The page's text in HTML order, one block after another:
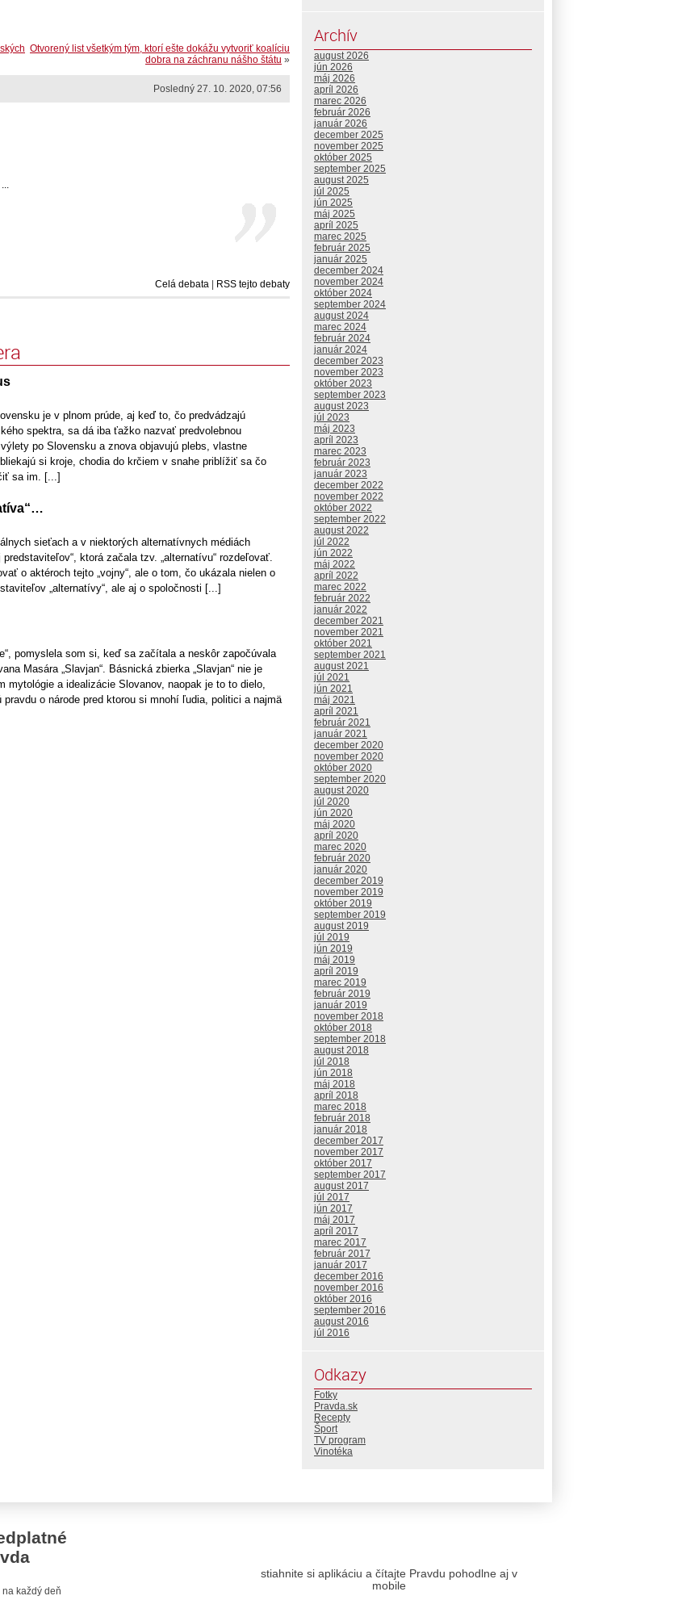
Otvorený list všetkým tým, ktorí ešte dokážu vytvoriť koalíciu
dobra na záchranu nášho štátu »
Posledný 27. 10. 2020, 07:56
Celá debata | RSS tejto debaty
je v plnom prúde, aj keď to, čo predvádzajú
spektra, sa dá iba ťažko nazvať predvolebnou
po Slovensku a znova objavujú plebs, vlastne
si kroje, chodia do krčiem v snahe priblížiť sa čo
sa im. [...]
sieťach a v niektorých alternatívnych médiách
ktorá začala tzv. „alternatívu“ rozdeľovať.
o aktéroch tejto „vojny“, ale o tom, čo ukázala nielen o
„alternatívy“, ale aj o spoločnosti [...]
pomyslela som si, keď sa začítala a neskôr započúvala
Masára „Slavjan“. Básnická zbierka „Slavjan“ nie je
mytológie a idealizácie Slovanov, naopak je to to dielo,
o národe pred ktorou si mnohí ľudia, politici a najmä
Archív
august 2026
jún 2026
máj 2026
apríl 2026
marec 2026
február 2026
január 2026
december 2025
november 2025
október 2025
september 2025
august 2025
júl 2025
jún 2025
máj 2025
apríl 2025
marec 2025
február 2025
január 2025
december 2024
november 2024
október 2024
september 2024
august 2024
marec 2024
február 2024
január 2024
december 2023
november 2023
október 2023
september 2023
august 2023
júl 2023
máj 2023
apríl 2023
marec 2023
február 2023
január 2023
december 2022
november 2022
október 2022
september 2022
august 2022
júl 2022
jún 2022
máj 2022
apríl 2022
marec 2022
február 2022
január 2022
december 2021
november 2021
október 2021
september 2021
august 2021
júl 2021
jún 2021
máj 2021
apríl 2021
február 2021
január 2021
december 2020
november 2020
október 2020
september 2020
august 2020
júl 2020
jún 2020
máj 2020
apríl 2020
marec 2020
február 2020
január 2020
december 2019
november 2019
október 2019
september 2019
august 2019
júl 2019
jún 2019
máj 2019
apríl 2019
marec 2019
február 2019
január 2019
november 2018
október 2018
september 2018
august 2018
júl 2018
jún 2018
máj 2018
apríl 2018
marec 2018
február 2018
január 2018
december 2017
november 2017
október 2017
september 2017
august 2017
júl 2017
jún 2017
máj 2017
apríl 2017
marec 2017
február 2017
január 2017
december 2016
november 2016
október 2016
september 2016
august 2016
júl 2016
Odkazy
Fotky
Pravda.sk
Recepty
Šport
TV program
Vinotéka
každý deň
stiahnite si aplikáciu a čítajte Pravdu pohodlne aj v
mobile